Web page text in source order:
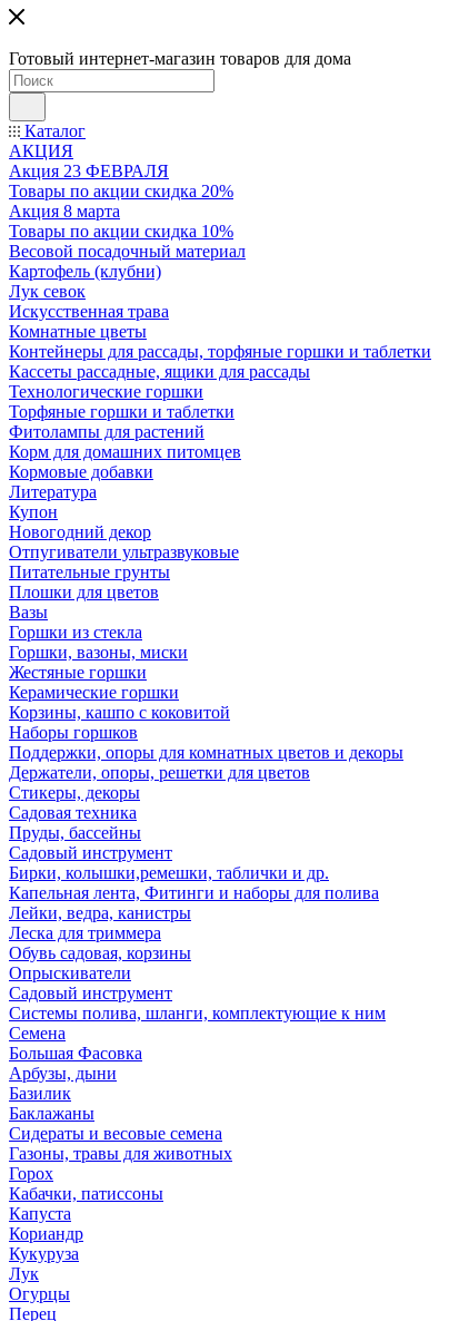
Готовый интернет-магазин товаров для дома
Каталог
АКЦИЯ
Акция 23 ФЕВРАЛЯ
Товары по акции скидка 20%
Акция 8 марта
Товары по акции скидка 10%
Весовой посадочный материал
Картофель (клубни)
Лук севок
Искусственная трава
Комнатные цветы
Контейнеры для рассады, торфяные горшки и таблетки
Кассеты рассадные, ящики для рассады
Технологические горшки
Торфяные горшки и таблетки
Фитолампы для растений
Корм для домашних питомцев
Кормовые добавки
Литература
Купон
Новогодний декор
Отпугиватели ультразвуковые
Питательные грунты
Плошки для цветов
Вазы
Горшки из стекла
Горшки, вазоны, миски
Жестяные горшки
Керамические горшки
Корзины, кашпо с коковитой
Наборы горшков
Поддержки, опоры для комнатных цветов и декоры
Держатели, опоры, решетки для цветов
Стикеры, декоры
Садовая техника
Пруды, бассейны
Садовый инструмент
Бирки, колышки,ремешки, таблички и др.
Капельная лента, Фитинги и наборы для полива
Лейки, ведра, канистры
Леска для триммера
Обувь садовая, корзины
Опрыскиватели
Садовый инструмент
Системы полива, шланги, комплектующие к ним
Семена
Большая Фасовка
Арбузы, дыни
Базилик
Баклажаны
Сидераты и весовые семена
Газоны, травы для животных
Горох
Кабачки, патиссоны
Капуста
Кориандр
Кукуруза
Лук
Огурцы
Перец